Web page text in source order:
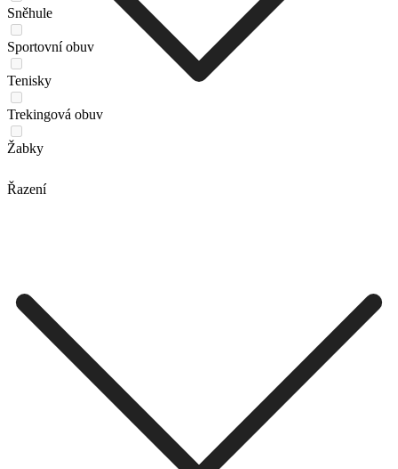
Sněhule
Sportovní obuv
Tenisky
Trekingová obuv
Žabky
Řazení